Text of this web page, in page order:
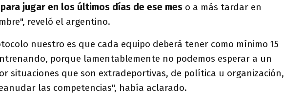
jugar en los últimos días de ese mes o a más tardar en
reveló el argentino.
nuestro es que cada equipo deberá tener como mínimo 15
porque lamentablemente no podemos esperar a un
situaciones que son extradeportivas, de política u organización,
las competencias", había aclarado.